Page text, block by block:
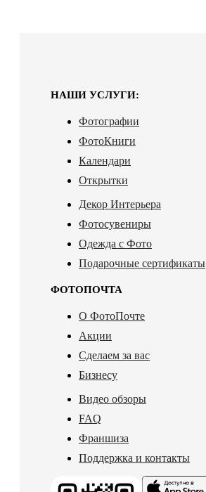
НАШИ УСЛУГИ:
Фотографии
ФотоКниги
Календари
Открытки
Декор Интерьера
Фотосувениры
Одежда с Фото
Подарочные сертификаты
ФОТОПОЧТА
О ФотоПочте
Акции
Сделаем за вас
Бизнесу
Видео обзоры
FAQ
Франшиза
Поддержка и контакты